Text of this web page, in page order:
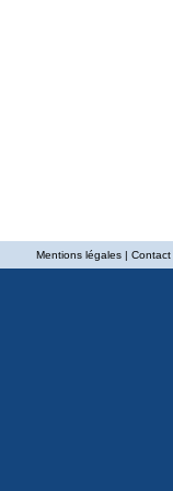
Mentions légales | Contact